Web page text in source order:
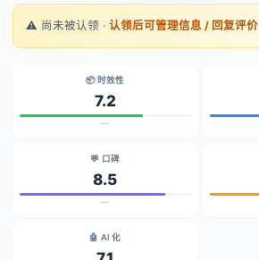
⚠️ 尚未被认领 · 认领后可管理信息 / 回复评价
📦 时效性
7.2
—
💬 口碑
8.5
—
🤖 AI 化